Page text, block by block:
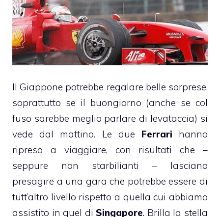
Il Giappone potrebbe regalare belle sorprese,
soprattutto se il buongiorno (anche se col
fuso sarebbe meglio parlare di levataccia) si
vede dal mattino. Le due Ferrari hanno
ripreso a viaggiare, con risultati che –
seppure non starbilianti – lasciano
presagire a una gara che potrebbe essere di
tutt’altro livello rispetto a quella cui abbiamo
assistito in quel diSingapore. Brilla la stella